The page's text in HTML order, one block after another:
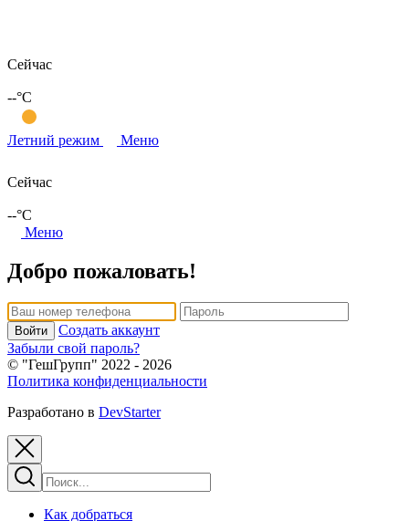
Сейчас
--°C
Летний режим Меню
Сейчас
--°C
Меню
Добро пожаловать!
Войти
Создать аккаунт
Забыли свой пароль?
© "ГешГрупп" 2022 - 2026
Политика конфиденциальности
Разработано в DevStarter
Как добраться